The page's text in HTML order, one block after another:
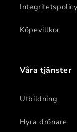
Köpevillkor
Våra tjänster
Utbildning
Hyra drönare